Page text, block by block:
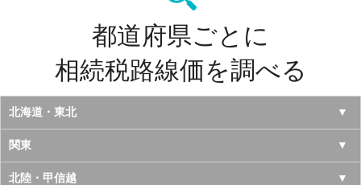
都道府県ごとに
相続税路線価を調べる
北海道・東北
北海道
青森県
関東
東京都
北陸・甲信越